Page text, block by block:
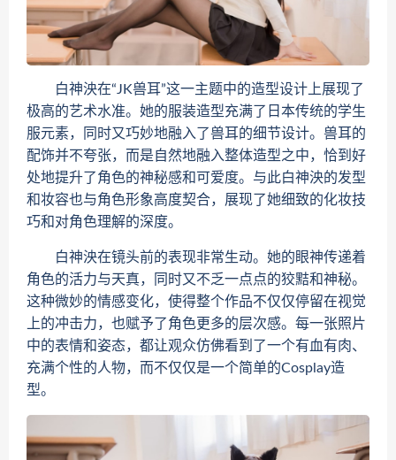
白神泱在“JK兽耳”这一主题中的造型设计上展现了
极高的艺术水准。她的服装造型充满了日本传统的学生
服元素，同时又巧妙地融入了兽耳的细节设计。兽耳的
配饰并不夸张，而是自然地融入整体造型之中，恰到好
处地提升了角色的神秘感和可爱度。与此白神泱的发型
和妆容也与角色形象高度契合，展现了她细致的化妆技
巧和对角色理解的深度。
白神泱在镜头前的表现非常生动。她的眼神传递着
角色的活力与天真，同时又不乏一点点的狡黠和神秘。
这种微妙的情感变化，使得整个作品不仅仅停留在视觉
上的冲击力，也赋予了角色更多的层次感。每一张照片
中的表情和姿态，都让观众仿佛看到了一个有血有肉、
充满个性的人物，而不仅仅是一个简单的Cosplay造
型。